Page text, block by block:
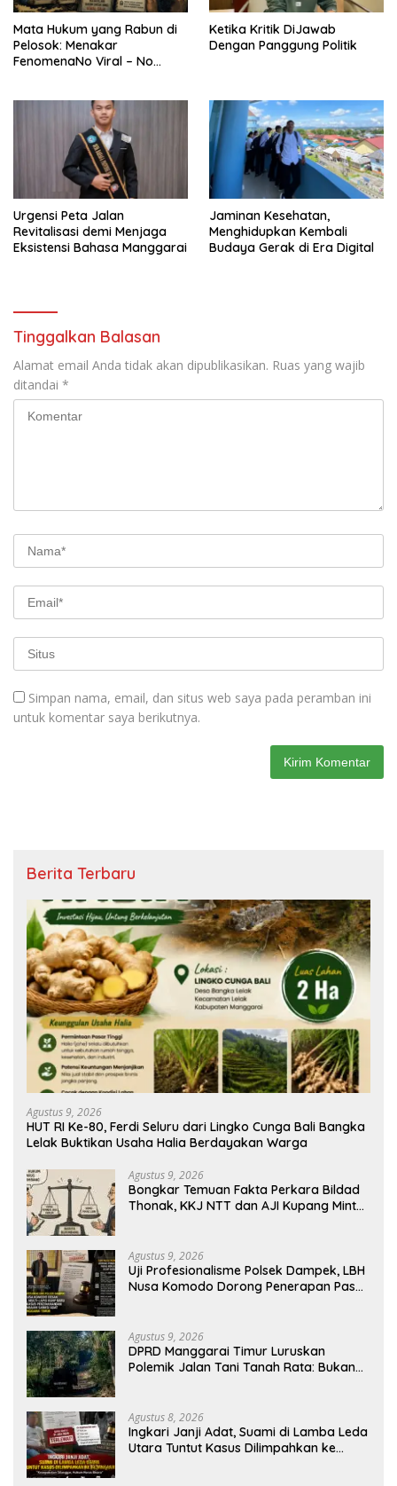
Mata Hukum yang Rabun di
Pelosok: Menakar
FenomenaNo Viral – No
Ketika Kritik DiJawab
Dengan Panggung Politik
Urgensi Peta Jalan
Revitalisasi demi Menjaga
Eksistensi Bahasa Manggarai
Jaminan Kesehatan,
Menghidupkan Kembali
Budaya Gerak di Era Digital
Tinggalkan Balasan
Alamat email Anda tidak akan dipublikasikan. Ruas yang wajib
ditandai *
Simpan nama, email, dan situs web saya pada peramban ini
untuk komentar saya berikutnya.
Berita Terbaru
Agustus 9, 2026
HUT RI Ke-80, Ferdi Seluru dari Lingko Cunga Bali Bangka
Lelak Buktikan Usaha Halia Berdayakan Warga
Agustus 9, 2026
Bongkar Temuan Fakta Perkara Bildad
Thonak, KKJ NTT dan AJI Kupang Minta
Agustus 9, 2026
Uji Profesionalisme Polsek Dampek, LBH
Nusa Komodo Dorong Penerapan Pasal
Agustus 9, 2026
DPRD Manggarai Timur Luruskan
Polemik Jalan Tani Tanah Rata: Bukan
Agustus 8, 2026
Ingkari Janji Adat, Suami di Lamba Leda
Utara Tuntut Kasus Dilimpahkan ke